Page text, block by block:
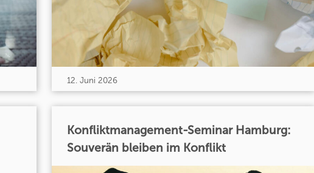
12. Juni 2026
Konfliktmanagement-Seminar Hamburg:
Souverän bleiben im Konflikt